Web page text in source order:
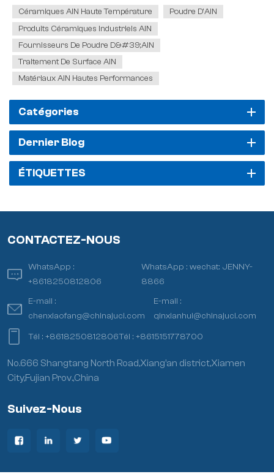
Céramiques AlN Haute Température
Poudre D'AIN
Produits Céramiques Industriels AlN
Fournisseurs De Poudre D&#39;AlN
Traitement De Surface AlN
Matériaux AlN Hautes Performances
Catégories
Dernier Blog
ÉTIQUETTES
CONTACTEZ-NOUS
WhatsApp :
+8618250812806
WhatsApp :wechat: JENNY-
8866
E-mail :
chenxiaofang@chinajuci.com
E-mail :
qinxianhui@chinajuci.com
Tél :+8618250812806Tél :+8615151778700
No.666 Shangtang North Road,Xiang’an district,Xiamen
City,Fujian Prov.,China
Suivez-Nous